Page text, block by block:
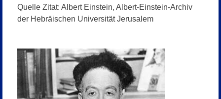
Quelle Zitat: Albert Einstein, Albert-Einstein-Archiv
der Hebräischen Universität Jerusalem